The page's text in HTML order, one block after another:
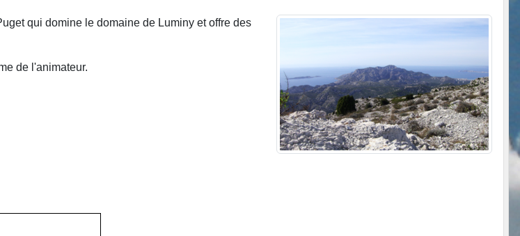
qui domine le domaine de Luminy et offre des
de l'animateur.